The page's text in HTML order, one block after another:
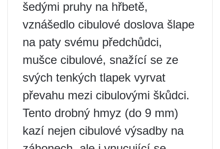
šedými pruhy na hřbetě,
vznášedlo cibulové doslova šlape
na paty svému předchůdci,
mušce cibulové, snažící se ze
svých tenkých tlapek vyrvat
převahu mezi cibulovými škůdci.
Tento drobný hmyz (do 9 mm)
kazí nejen cibulové výsadby na